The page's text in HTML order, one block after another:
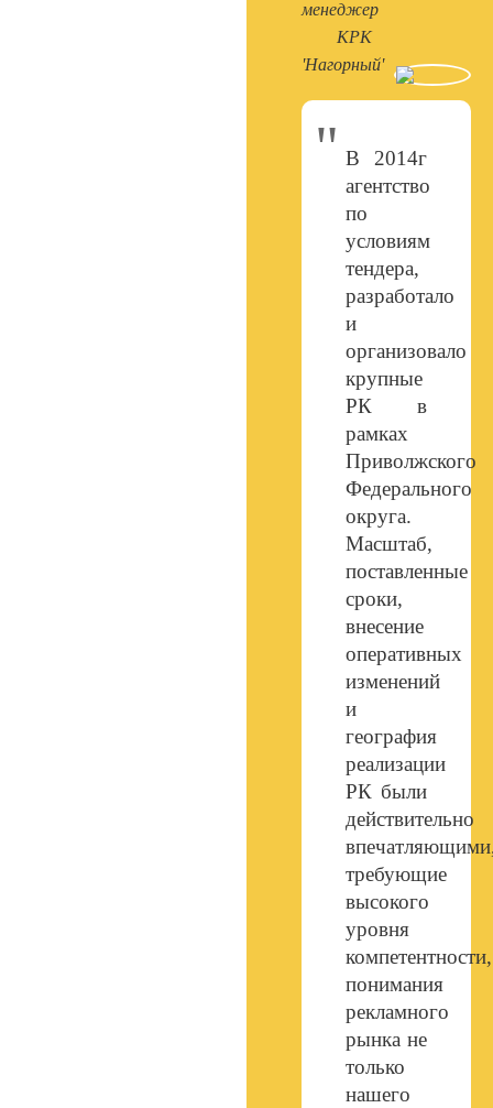
менеджер
КРК
'Нагорный'
В 2014г
агентство
по
условиям
тендера,
разработало
и
организовало
крупные
РК в
рамках
Приволжского
Федерального
округа.
Масштаб,
поставленные
сроки,
внесение
оперативных
изменений
и
география
реализации
РК были
действительно
требующие
высокого
уровня
компетентности,
понимания
рекламного
рынка не
только
нашего